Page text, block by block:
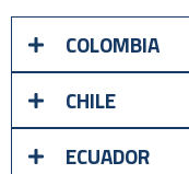
COLOMBIA
CHILE
ECUADOR